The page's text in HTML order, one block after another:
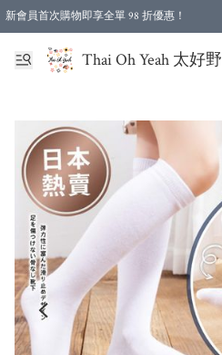
新會員首次購物即享全單 98 折優惠！
特選會員可享全單低至 96 折優惠！
Thai Oh Yeah 太好野